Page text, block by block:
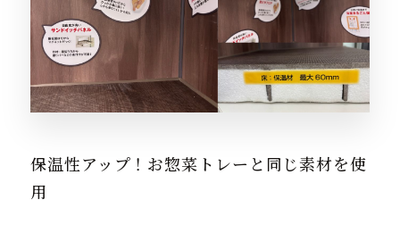
保温性アップ！お惣菜トレーと同じ素材を使
用